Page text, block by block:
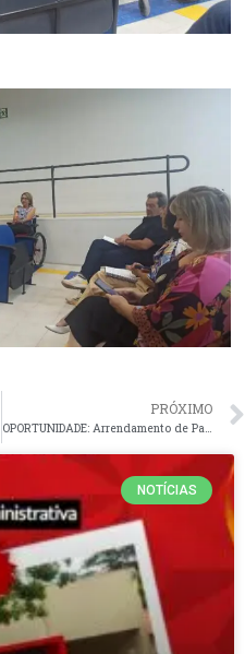
PRÓXIMO
NOTÍCIAS